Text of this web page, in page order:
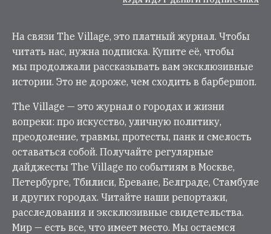
На связи The Village, это платный журнал. Чтобы
читать нас, нужна подписка. Купите её, чтобы
мы продолжали рассказывать вам эксклюзивные
истории. Это не дороже, чем сходить в барбершоп.
The Village — это журнал о городах и жизни
вопреки: про искусство, уличную политику,
преодоление, травмы, протесты, панк и смелость
оставаться собой. Получайте регулярные
дайджесты The Village по событиям в Москве,
Петербурге, Тбилиси, Ереване, Белграде, Стамбуле
и других городах. Читайте наши репортажи,
расследования и эксклюзивные свидетельства.
Мир — есть все, что имеет место. Мы остаемся